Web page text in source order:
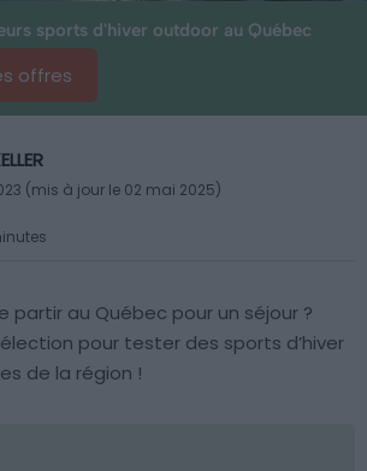
sports d'hiver outdoor au Québec
offres
(mis à jour le 02 mai 2025)
partir au Québec pour un séjour ?
pour tester des sports d’hiver
de la région !